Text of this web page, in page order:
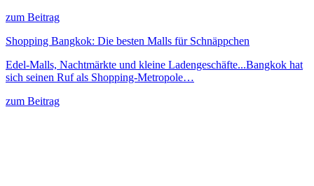
zum Beitrag
Shopping Bangkok: Die besten Malls für Schnäppchen
Edel-Malls, Nachtmärkte und kleine Ladengeschäfte...Bangkok hat
sich seinen Ruf als Shopping-Metropole…
zum Beitrag